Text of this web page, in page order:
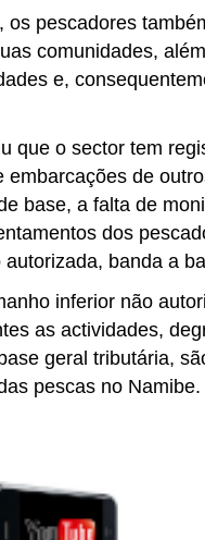
os pescadores
comunidades,
e,
que o sector tem
embarcações de
base, a falta de
dos
banda a
inferior não
as actividades,
geral tributária,
pescas no Namibe.